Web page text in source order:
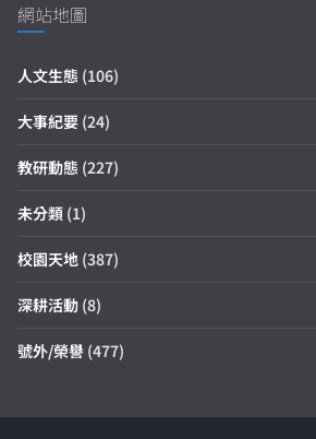
網站地圖
人文生態 (106)
大事紀要 (24)
教研動態 (227)
未分類 (1)
校園天地 (387)
深耕活動 (8)
號外/榮譽 (477)